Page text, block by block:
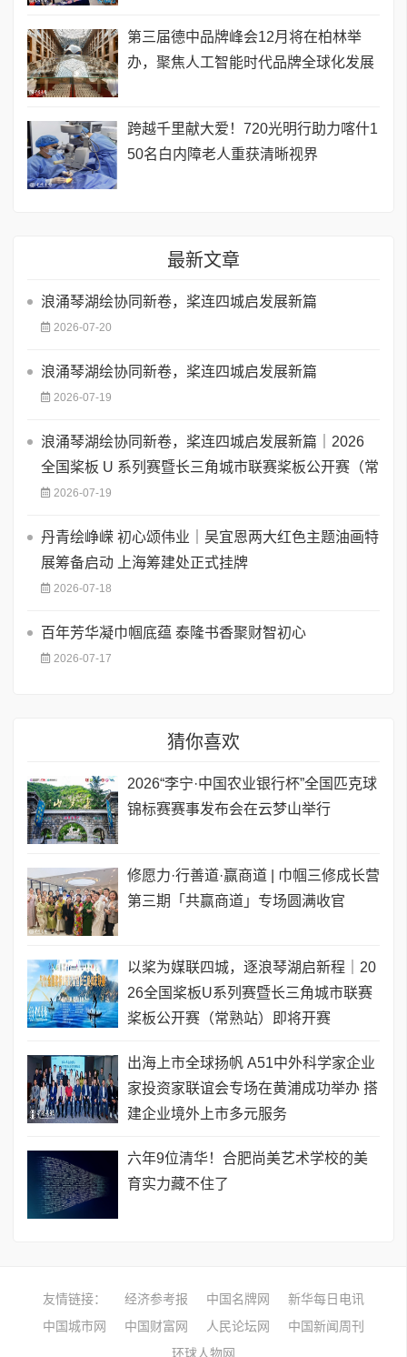
第三届德中品牌峰会12月将在柏林举
办，聚焦人工智能时代品牌全球化发展
跨越千里献大爱！720光明行助力喀什1
50名白内障老人重获清晰视界
最新文章
浪涌琴湖绘协同新卷，桨连四城启发展新篇
2026-07-20
浪涌琴湖绘协同新卷，桨连四城启发展新篇
2026-07-19
浪涌琴湖绘协同新卷，桨连四城启发展新篇｜2026
全国桨板 U 系列赛暨长三角城市联赛桨板公开赛（常
2026-07-19
丹青绘峥嵘 初心颂伟业｜吴宜恩两大红色主题油画特
展筹备启动 上海筹建处正式挂牌
2026-07-18
百年芳华凝巾帼底蕴 泰隆书香聚财智初心
2026-07-17
猜你喜欢
2026“李宁·中国农业银行杯”全国匹克球
锦标赛赛事发布会在云梦山举行
修愿力·行善道·赢商道 | 巾帼三修成长营
第三期「共赢商道」专场圆满收官
以桨为媒联四城，逐浪琴湖启新程｜20
26全国桨板U系列赛暨长三角城市联赛
桨板公开赛（常熟站）即将开赛
出海上市全球扬帆 A51中外科学家企业
家投资家联谊会专场在黄浦成功举办 搭
建企业境外上市多元服务
六年9位清华！合肥尚美艺术学校的美
育实力藏不住了
友情链接： 经济参考报 中国名牌网
新华每日电讯
中国城市网
中国财富网 人民论坛网
中国新闻周刊
环球人物网